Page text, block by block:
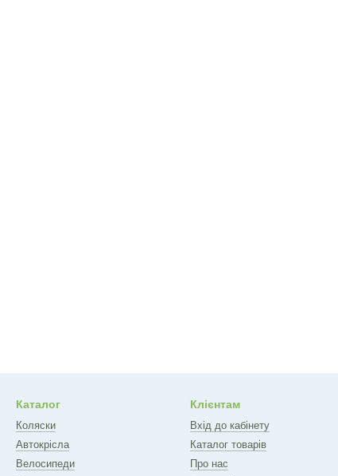
Каталог
Коляски
Автокрісла
Велосипеди
Клієнтам
Вхід до кабінету
Каталог товарів
Про нас